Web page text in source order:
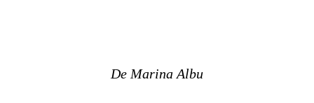
De Marina Albu